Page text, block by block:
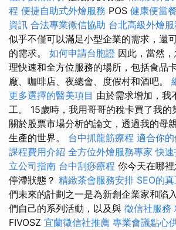
程 便捷自助式外燴服務 POS 健康便當
資訊 合法專業徵信協助 台北高級外燴
似乎不僅可以滿足小型企業的需求，還
的需求。 如何申請台胞證 因此，當然
理快速和全方位服務的場所，包括食品
廠、咖啡店、夜總會、度假村和酒吧。
更多選擇的醫美項目 由於需求增加，我
工。 15歲時，我用哥哥的稅卡買了我的
關於股票市場分析的論文，透過我的母
生產的世界。 台中抓龍筋療程 適合你
課程費用介紹 全方位外燴服務專家快
立公司指南 台中刮痧療程 你今天在哪
停滯狀態？ 精緻茶會服務安排 SEO的
們未來的計劃之一是為新創企業家和陷
們自己的系列活動，以及與 徵信社服務
FIVOSZ 宜蘭徵信社推薦 專業會議點心